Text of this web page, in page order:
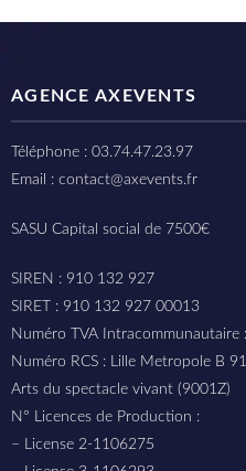
AGENCE AXEVENTS
Téléphone : 03.74.47.23.97
Email : contact@axevents.fr
SASU Capital social de 7500€
SIREN : 910 132 927
SIRET : 910 132 927 00013
Numéro TVA Intracommunautaire
Numéro RCS : Lille Metropole B
Arts du spectacle vivant (9001Z)
N° Licences de Production :
– License 2-1106275